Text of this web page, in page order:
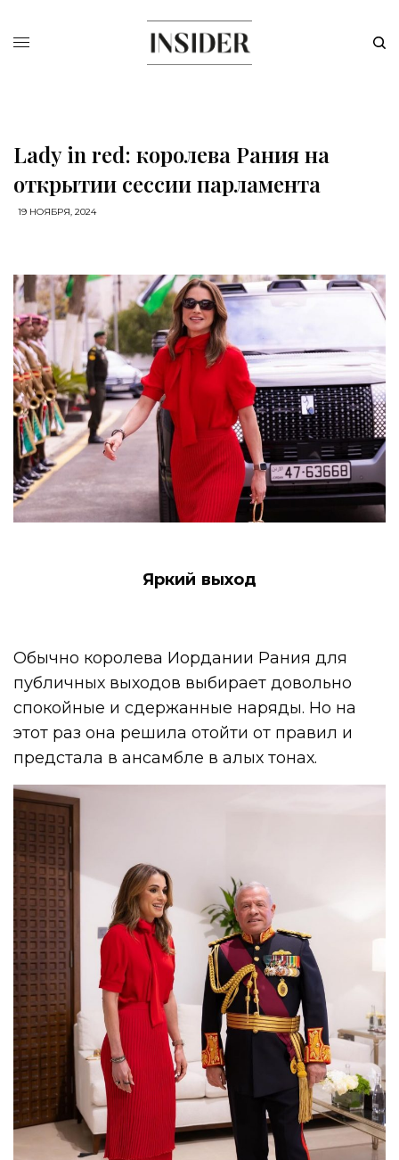
Lady in red: королева Рания на
открытии сессии парламента
19 НОЯБРЯ, 2024
Яркий выход
Обычно королева Иордании Рания для
публичных выходов выбирает довольно
спокойные и сдержанные наряды. Но на
этот раз она решила отойти от правил и
предстала в ансамбле в алых тонах.